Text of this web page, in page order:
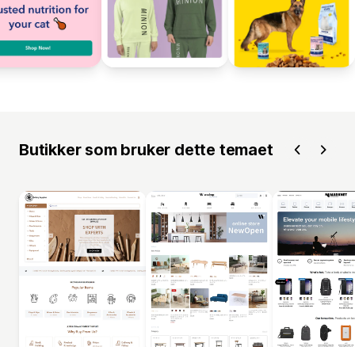
Butikker som bruker dette temaet